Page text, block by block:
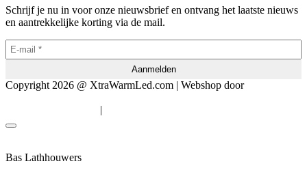
Schrijf je nu in voor onze nieuwsbrief en ontvang het laatste nieuws
en aantrekkelijke korting via de mail.
Copyright 2026 @ XtraWarmLed.com | Webshop door
|
Bas Lathhouwers